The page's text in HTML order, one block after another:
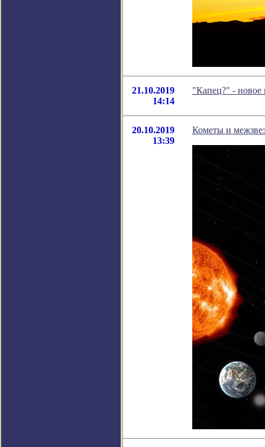
21.10.2019
14:14
"Капец?" - новое
20.10.2019
13:39
Кометы и